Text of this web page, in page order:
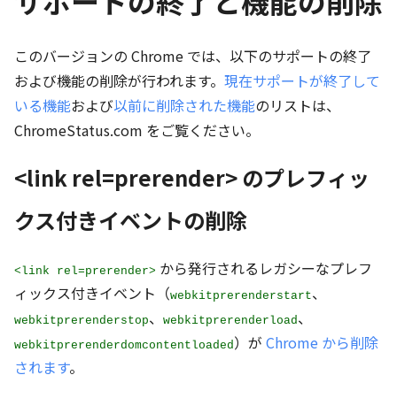
このバージョンの Chrome では、以下のサポートの終了
および機能の削除が行われます。 現在サポートが終了して
いる機能および以前に削除された機能のリストは、
ChromeStatus.com をご覧ください。
<link rel=prerender> のプレフィッ
クス付きイベントの削除
<link rel=prerender> から発行されるレガシーなプレフ
ィックス付きイベント（webkitprerenderstart、
webkitprerenderstop、 webkitprerenderload、
webkitprerenderdomcontentloaded）が Chrome から削除
されます。